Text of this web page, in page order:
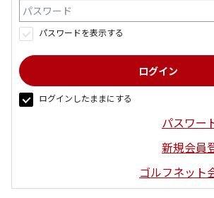
パスワードを表示する
ログインしたままにする
パスワー
新規会員
ゴルフネット